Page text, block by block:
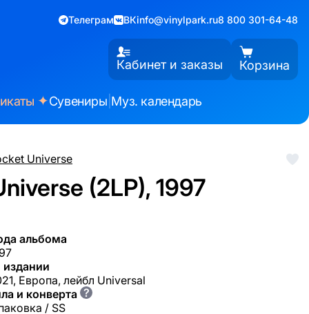
Телеграм ВКinfo@vinylpark.ru8 800 301-64-48
Кабинет и заказы Корзина
✦Сувениры Муз. календарь
Universe
(2LP), 1997
альбома
Европа, лейбл Universal
и конверта ?
/ SS